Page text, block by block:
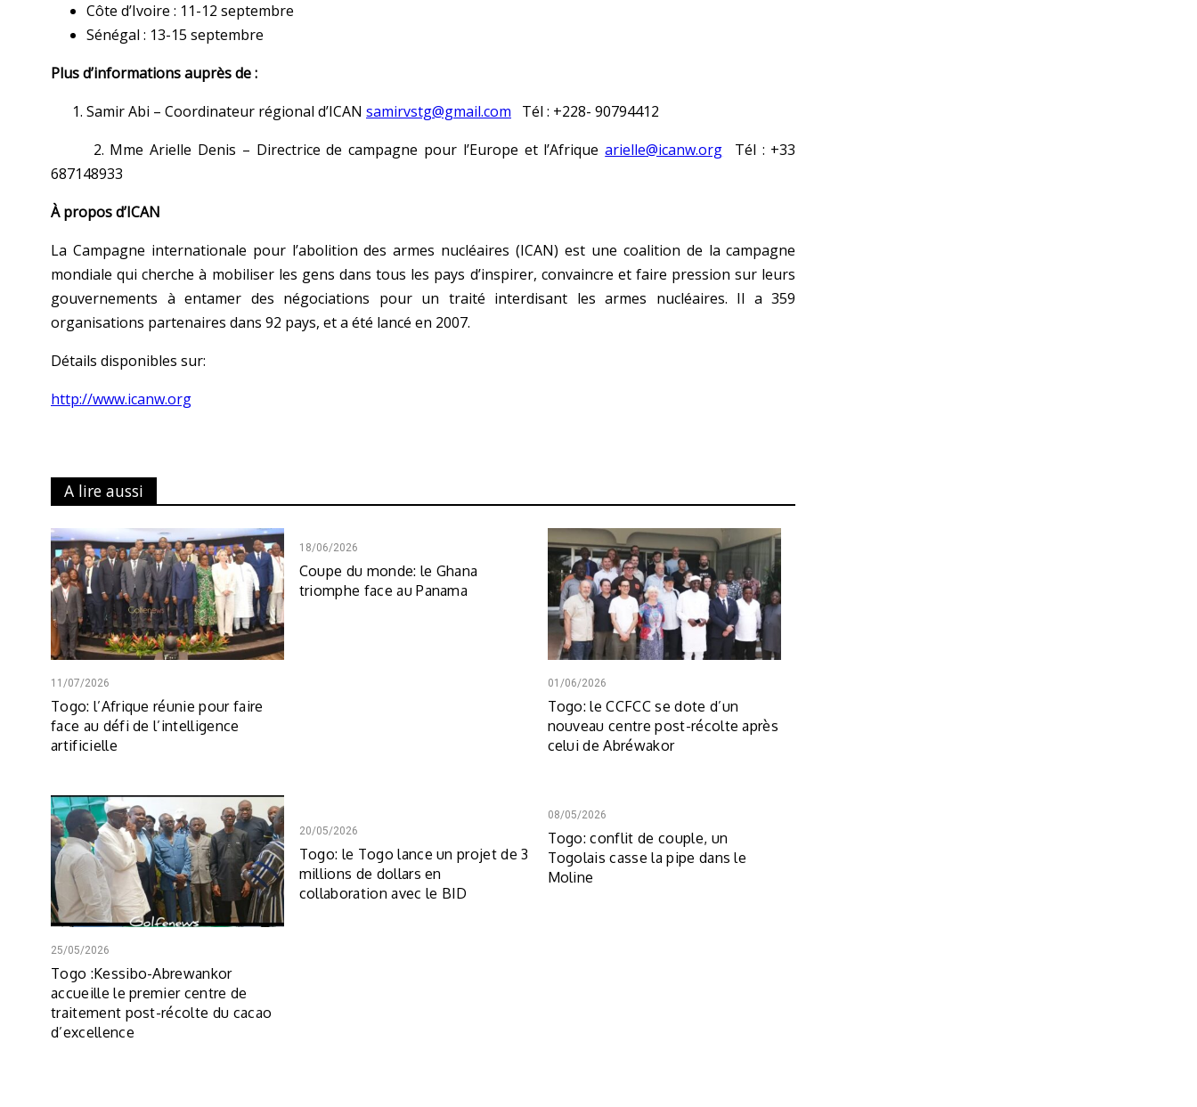
Côte d’Ivoire : 11-12 septembre
Sénégal : 13-15 septembre
Plus d’informations auprès de :
Samir Abi – Coordinateur régional d’ICAN samirvstg@gmail.com Tél : +228- 90794412
2. Mme Arielle Denis – Directrice de campagne pour l’Europe et l’Afriquearielle@icanw.org Tél : +33
687148933
À propos d’ICAN
La Campagne internationale pour l’abolition des armes nucléaires (ICAN) est une coalition de la campagne
mondiale qui cherche à mobiliser les gens dans tous les pays d’inspirer, convaincre et faire pression sur leurs
gouvernements à entamer des négociations pour un traité interdisant les armes nucléaires. Il a 359
organisations partenaires dans 92 pays, et a été lancé en 2007.
Détails disponibles sur:
http://www.icanw.org
A lire aussi
11/07/2026
Togo: l’Afrique réunie pour faire
face au défi de l’intelligence
artificielle
18/06/2026
Coupe du monde: le Ghana
triomphe face au Panama
01/06/2026
Togo: le CCFCC se dote d’un
nouveau centre post-récolte après
celui de Abréwakor
25/05/2026
Togo :Kessibo-Abrewankor
accueille le premier centre de
traitement post-récolte du cacao
d’excellence
20/05/2026
Togo: le Togo lance un projet de 3
millions de dollars en
collaboration avec le BID
08/05/2026
Togo: conflit de couple, un
Togolais casse la pipe dans le
Moline